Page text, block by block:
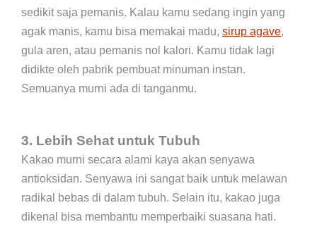
sedikit saja pemanis. Kalau kamu sedang ingin yang
agak manis, kamu bisa memakai madu, sirup agave,
gula aren, atau pemanis nol kalori. Kamu tidak lagi
didikte oleh pabrik pembuat minuman instan.
Semuanya murni ada di tanganmu.
3. Lebih Sehat untuk Tubuh
Kakao murni secara alami kaya akan senyawa
antioksidan. Senyawa ini sangat baik untuk melawan
radikal bebas di dalam tubuh. Selain itu, kakao juga
dikenal bisa membantu memperbaiki suasana hati.